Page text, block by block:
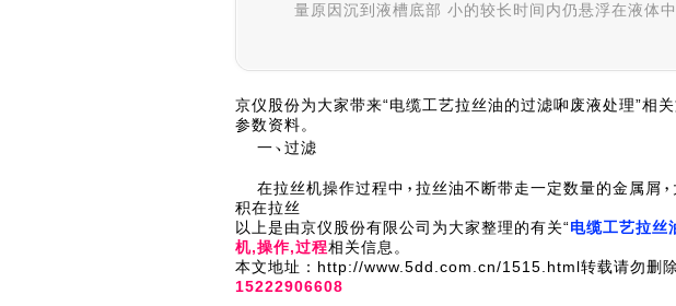
量原因沉到液槽底部 小的较长时间内仍悬浮在液体
京仪股份为大家带来“电缆工艺拉丝油的过滤啝废液处理”相
参数资料。
一
过滤
在拉丝机操作过程中 拉丝油不断带走一定数量的金属屑
积在拉丝
以上是由京仪股份有限公司为大家整理的有关“电缆工艺拉丝
机,操作,过程相关信息。
本文地址：http://www.5dd.com.cn/1515.html转载请勿删
15222906608